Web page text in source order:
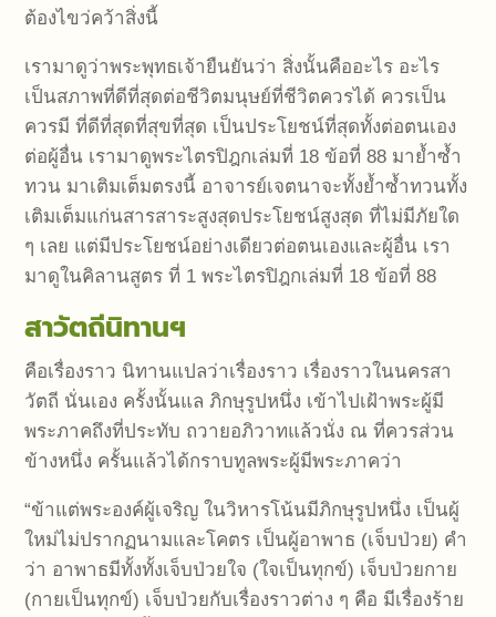
ต้องไขว่คว้าสิ่งนี้
เรามาดูว่าพระพุทธเจ้ายืนยันว่า สิ่งนั้นคืออะไร อะไร
เป็นสภาพที่ดีที่สุดต่อชีวิตมนุษย์ที่ชีวิตควรได้ ควรเป็น
ควรมี ที่ดีที่สุดที่สุขที่สุด เป็นประโยชน์ที่สุดทั้งต่อตนเอง
ต่อผู้อื่น เรามาดูพระไตรปิฎกเล่มที่ 18 ข้อที่ 88 มาย้ำซ้ำ
ทวน มาเติมเต็มตรงนี้ อาจารย์เจตนาจะทั้งย้ำซ้ำทวนทั้ง
เติมเต็มแก่นสารสาระสูงสุดประโยชน์สูงสุด ที่ไม่มีภัยใด
ๆ เลย แต่มีประโยชน์อย่างเดียวต่อตนเองและผู้อื่น เรา
มาดูในคิลานสูตร ที่ 1 พระไตรปิฎกเล่มที่ 18 ข้อที่ 88
สาวัตถีนิทานฯ
คือเรื่องราว นิทานแปลว่าเรื่องราว เรื่องราวในนครสา
วัตถี นั่นเอง ครั้งนั้นแล ภิกษุรูปหนึ่ง เข้าไปเฝ้าพระผู้มี
พระภาคถึงที่ประทับ ถวายอภิวาทแล้วนั่ง ณ ที่ควรส่วน
ข้างหนึ่ง ครั้นแล้วได้กราบทูลพระผู้มีพระภาคว่า
“ข้าแต่พระองค์ผู้เจริญ ในวิหารโน้นมีภิกษุรูปหนึ่ง เป็นผู้
ใหม่ไม่ปรากฏนามและโคตร เป็นผู้อาพาธ (เจ็บป่วย) คำ
ว่า อาพาธมีทั้งทั้งเจ็บป่วยใจ (ใจเป็นทุกข์) เจ็บป่วยกาย
(กายเป็นทุกข์) เจ็บป่วยกับเรื่องราวต่าง ๆ คือ มีเรื่องร้าย